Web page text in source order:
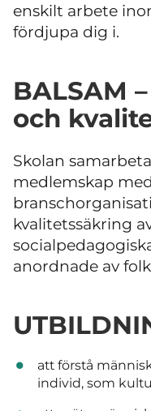
enskilt arbete
fördjupa dig i.
BALSAM
och
Skolan
medlemskap
kvalitetssäkring
anordnade av
att förstå
individ, som